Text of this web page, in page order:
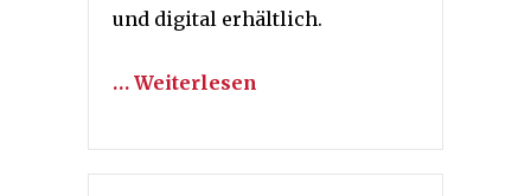
und digital erhältlich.
… Weiterlesen